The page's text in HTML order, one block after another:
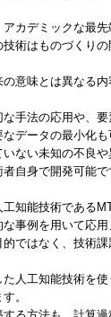
カデミックな最
術はものづくり
意味とは異なる
手法の応用や、
データの最小化も
ない未知の不良
自身で開発可能で
知能技術である
事例を用いて応用
ではなく、技術
人工知能技術を
。